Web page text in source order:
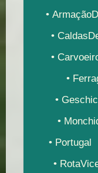
Portugal